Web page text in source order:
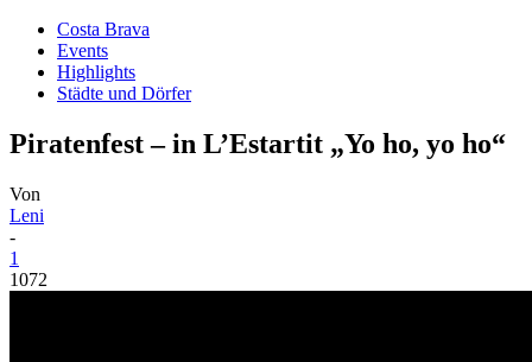
Costa Brava
Events
Highlights
Städte und Dörfer
Piratenfest – in L’Estartit „Yo ho, yo ho“
Von
Leni
-
1
1072